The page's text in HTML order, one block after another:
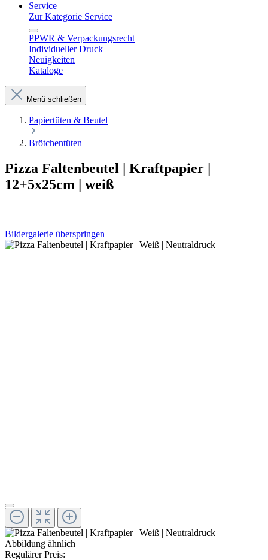
Service
Zur Kategorie Service
PPWR & Verpackungsrecht
Individueller Druck
Neuigkeiten
Kataloge
Menü schließen
Papiertüten & Beutel
Brötchentüten
Pizza Faltenbeutel | Kraftpapier |
12+5x25cm | weiß
Bildergalerie überspringen
Abbildung ähnlich
Regulärer Preis: